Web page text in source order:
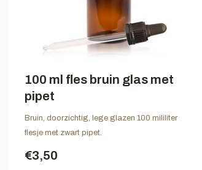
100 ml fles bruin glas met
pipet
Bruin, doorzichtig, lege glazen 100 mililiter
flesje met zwart pipet.
€3,50